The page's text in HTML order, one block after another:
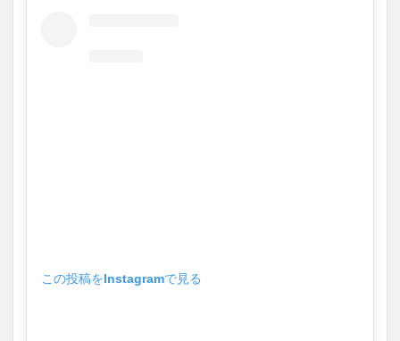
この投稿をInstagramで見る